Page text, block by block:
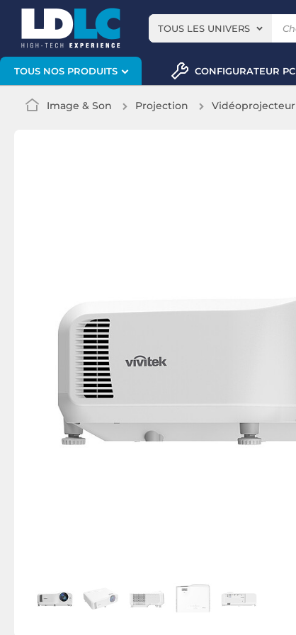
TOUS LES UNIVERS
TOUS NOS PRODUITS CONFIGURATEUR PC
Image & Son Projection Vidéoprojecteur